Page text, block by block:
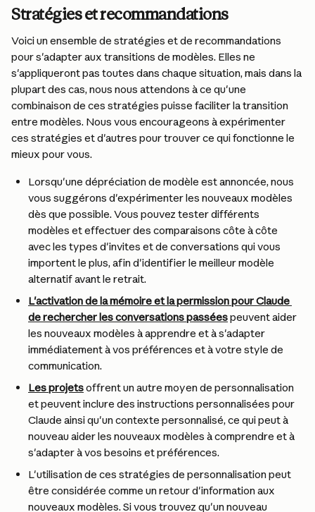
Stratégies et recommandations
Voici un ensemble de stratégies et de recommandations
pour s'adapter aux transitions de modèles. Elles ne
s'appliqueront pas toutes dans chaque situation, mais dans la
plupart des cas, nous nous attendons à ce qu'une
combinaison de ces stratégies puisse faciliter la transition
entre modèles. Nous vous encourageons à expérimenter
ces stratégies et d'autres pour trouver ce qui fonctionne le
mieux pour vous.
Lorsqu'une dépréciation de modèle est annoncée, nous
vous suggérons d'expérimenter les nouveaux modèles
dès que possible. Vous pouvez tester différents
modèles et effectuer des comparaisons côte à côte
avec les types d'invites et de conversations qui vous
importent le plus, afin d'identifier le meilleur modèle
alternatif avant le retrait.
L'activation de la mémoire et la permission pour Claude
de rechercher les conversations passées peuvent aider
les nouveaux modèles à apprendre et à s'adapter
immédiatement à vos préférences et à votre style de
communication.
Les projets offrent un autre moyen de personnalisation
et peuvent inclure des instructions personnalisées pour
Claude ainsi qu'un contexte personnalisé, ce qui peut à
nouveau aider les nouveaux modèles à comprendre et à
s'adapter à vos besoins et préférences.
L'utilisation de ces stratégies de personnalisation peut
être considérée comme un retour d'information aux
nouveaux modèles. Si vous trouvez qu'un nouveau